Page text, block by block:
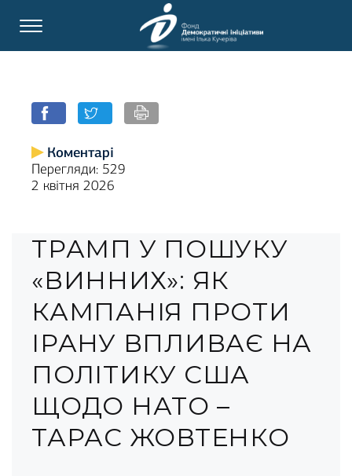
Коментарі
Перегляди: 529
2 квітня 2026
ТРАМП У ПОШУКУ
«ВИННИХ»: ЯК
КАМПАНІЯ ПРОТИ
ІРАНУ ВПЛИВАЄ НА
ПОЛІТИКУ США
ЩОДО НАТО –
ТАРАС ЖОВТЕНКО